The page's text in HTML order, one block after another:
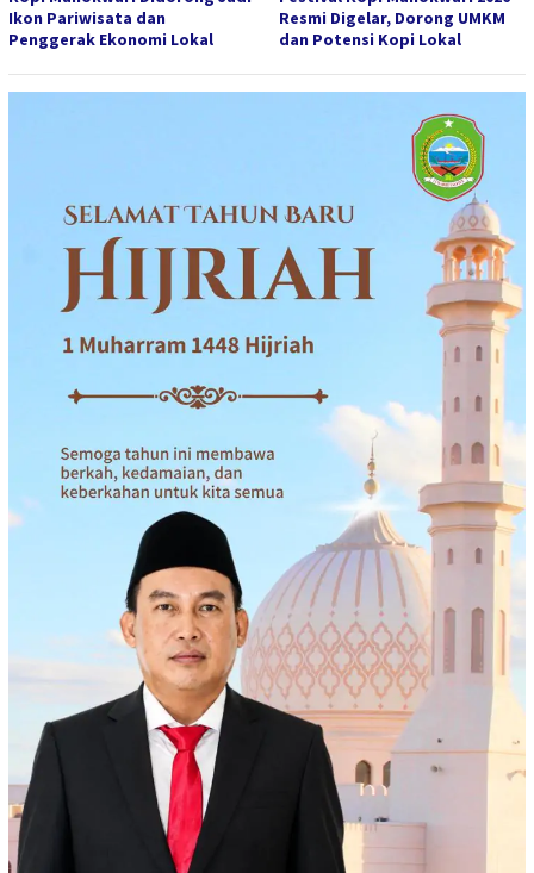
Ikon Pariwisata dan
Penggerak Ekonomi Lokal
Resmi Digelar, Dorong UMKM
dan Potensi Kopi Lokal